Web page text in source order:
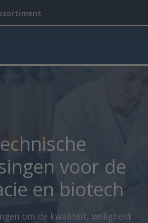
voor de
en biotech
om de kwaliteit, veiligheid